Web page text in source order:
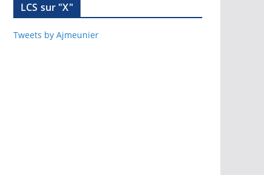
LCS sur "X"
Tweets by Ajmeunier